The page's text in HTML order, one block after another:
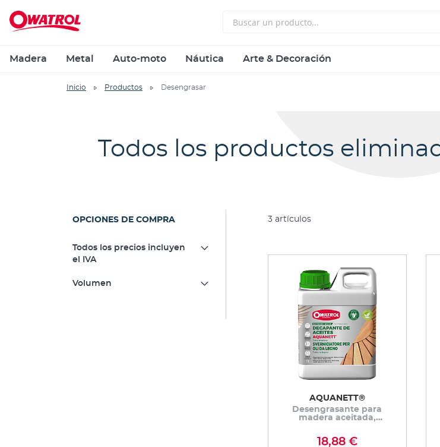
Madera Metal Auto-moto Náutica Arte & Decoración
Inicio Productos Desengrasar
Todos los productos
3 artículos
AQUANETT®
Desengrasante para
madera aceitada,
18,88 €
OPCIONES DE COMPRA
Todos los precios incluyen
el IVA
Volumen